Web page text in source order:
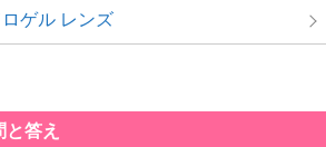
ゲル レンズ
答え